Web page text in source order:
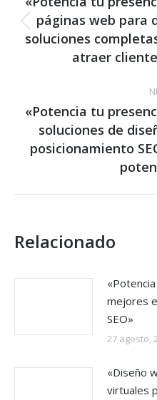
páginas web para
soluciones
atraer
«Potencia tu
soluciones de
posicionamiento
Relacionado
mejores
SEO»
27 agosto,
«Diseño
virtuales